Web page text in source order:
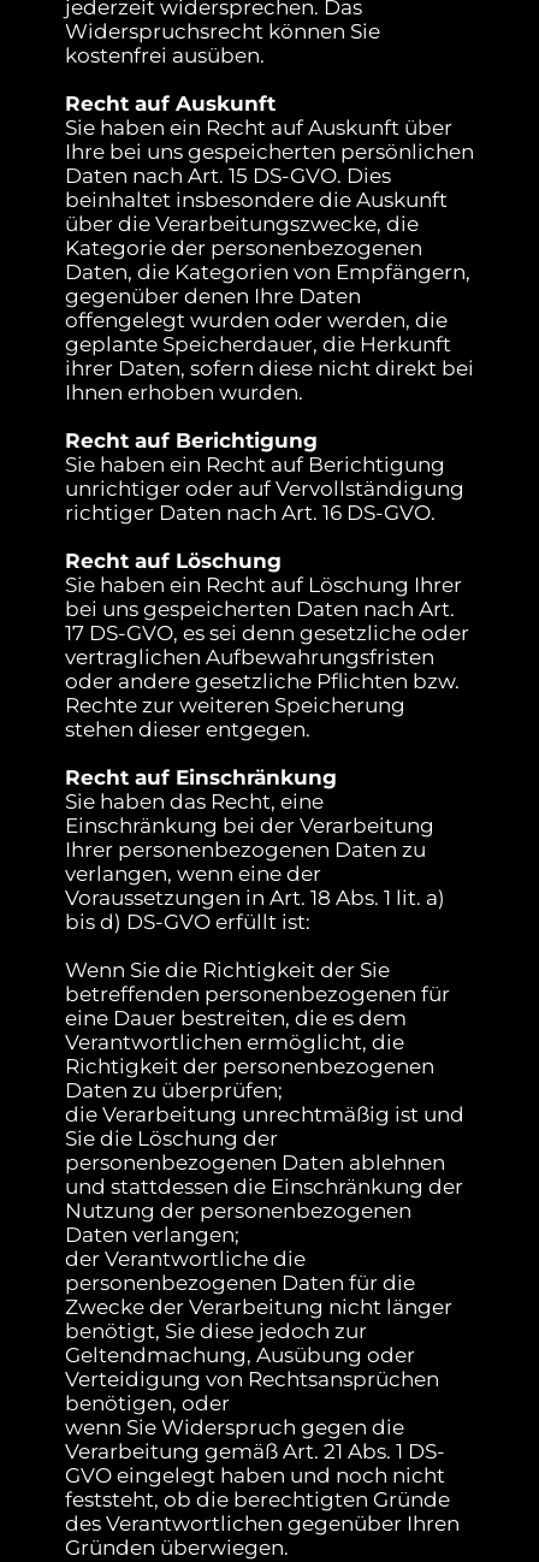
jederzeit widersprechen. Das
Widerspruchsrecht können Sie
kostenfrei ausüben.
Recht auf Auskunft
Sie haben ein Recht auf Auskunft über
Ihre bei uns gespeicherten persönlichen
Daten nach Art. 15 DS-GVO. Dies
beinhaltet insbesondere die Auskunft
über die Verarbeitungszwecke, die
Kategorie der personenbezogenen
Daten, die Kategorien von Empfängern,
gegenüber denen Ihre Daten
offengelegt wurden oder werden, die
geplante Speicherdauer, die Herkunft
ihrer Daten, sofern diese nicht direkt bei
Ihnen erhoben wurden.
Recht auf Berichtigung
Sie haben ein Recht auf Berichtigung
unrichtiger oder auf Vervollständigung
richtiger Daten nach Art. 16 DS-GVO.
Recht auf Löschung
Sie haben ein Recht auf Löschung Ihrer
bei uns gespeicherten Daten nach Art.
17 DS-GVO, es sei denn gesetzliche oder
vertraglichen Aufbewahrungsfristen
oder andere gesetzliche Pflichten bzw.
Rechte zur weiteren Speicherung
stehen dieser entgegen.
Recht auf Einschränkung
Sie haben das Recht, eine
Einschränkung bei der Verarbeitung
Ihrer personenbezogenen Daten zu
verlangen, wenn eine der
Voraussetzungen in Art. 18 Abs. 1 lit. a)
bis d) DS-GVO erfüllt ist:
Wenn Sie die Richtigkeit der Sie
betreffenden personenbezogenen für
eine Dauer bestreiten, die es dem
Verantwortlichen ermöglicht, die
Richtigkeit der personenbezogenen
Daten zu überprüfen;
die Verarbeitung unrechtmäßig ist und
Sie die Löschung der
personenbezogenen Daten ablehnen
und stattdessen die Einschränkung der
Nutzung der personenbezogenen
Daten verlangen;
der Verantwortliche die
personenbezogenen Daten für die
Zwecke der Verarbeitung nicht länger
benötigt, Sie diese jedoch zur
Geltendmachung, Ausübung oder
Verteidigung von Rechtsansprüchen
benötigen, oder
wenn Sie Widerspruch gegen die
Verarbeitung gemäß Art. 21 Abs. 1 DS-
GVO eingelegt haben und noch nicht
feststeht, ob die berechtigten Gründe
des Verantwortlichen gegenüber Ihren
Gründen überwiegen.